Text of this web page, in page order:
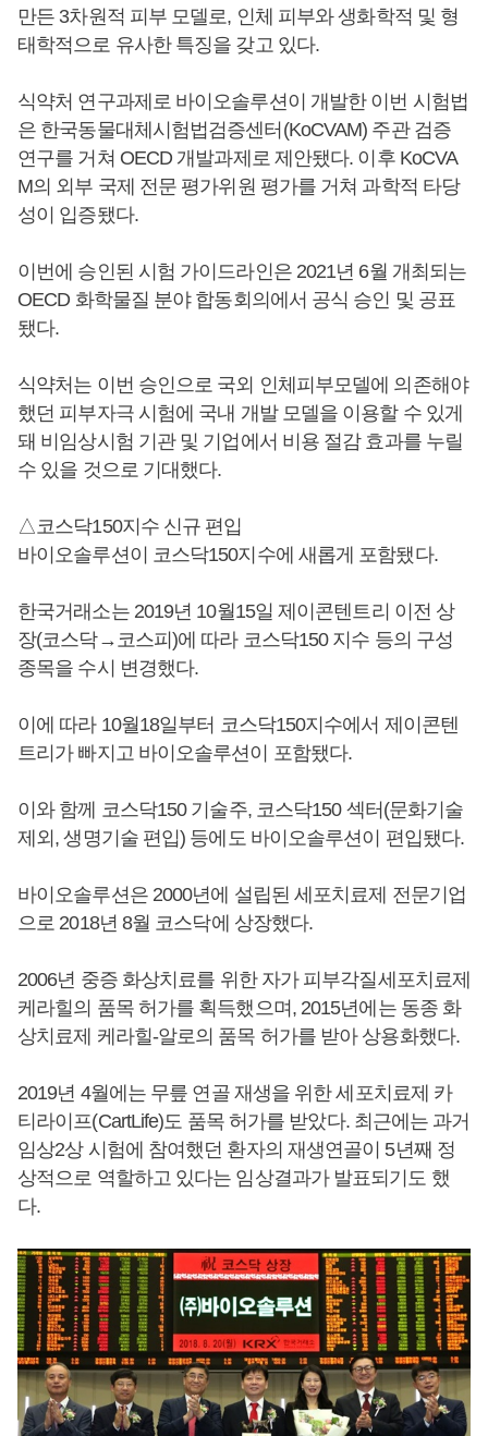
만든 3차원적 피부 모델로, 인체 피부와 생화학적 및 형
태학적으로 유사한 특징을 갖고 있다.
식약처 연구과제로 바이오솔루션이 개발한 이번 시험법
은 한국동물대체시험법검증센터(KoCVAM) 주관 검증
연구를 거쳐 OECD 개발과제로 제안됐다. 이후 KoCVA
M의 외부 국제 전문 평가위원 평가를 거쳐 과학적 타당
성이 입증됐다.
이번에 승인된 시험 가이드라인은 2021년 6월 개최되는
OECD 화학물질 분야 합동회의에서 공식 승인 및 공표
됐다.
식약처는 이번 승인으로 국외 인체피부모델에 의존해야
했던 피부자극 시험에 국내 개발 모델을 이용할 수 있게
돼 비임상시험 기관 및 기업에서 비용 절감 효과를 누릴
수 있을 것으로 기대했다.
△코스닥150지수 신규 편입
바이오솔루션이 코스닥150지수에 새롭게 포함됐다.
한국거래소는 2019년 10월15일 제이콘텐트리 이전 상
장(코스닥→코스피)에 따라 코스닥150 지수 등의 구성
종목을 수시 변경했다.
이에 따라 10월18일부터 코스닥150지수에서 제이콘텐
트리가 빠지고 바이오솔루션이 포함됐다.
이와 함께 코스닥150 기술주, 코스닥150 섹터(문화기술
제외, 생명기술 편입) 등에도 바이오솔루션이 편입됐다.
바이오솔루션은 2000년에 설립된 세포치료제 전문기업
으로 2018년 8월 코스닥에 상장했다.
2006년 중증 화상치료를 위한 자가 피부각질세포치료제
케라힐의 품목 허가를 획득했으며, 2015년에는 동종 화
상치료제 케라힐-알로의 품목 허가를 받아 상용화했다.
2019년 4월에는 무릎 연골 재생을 위한 세포치료제 카
티라이프(CartLife)도 품목 허가를 받았다. 최근에는 과거
임상2상 시험에 참여했던 환자의 재생연골이 5년째 정
상적으로 역할하고 있다는 임상결과가 발표되기도 했
다.